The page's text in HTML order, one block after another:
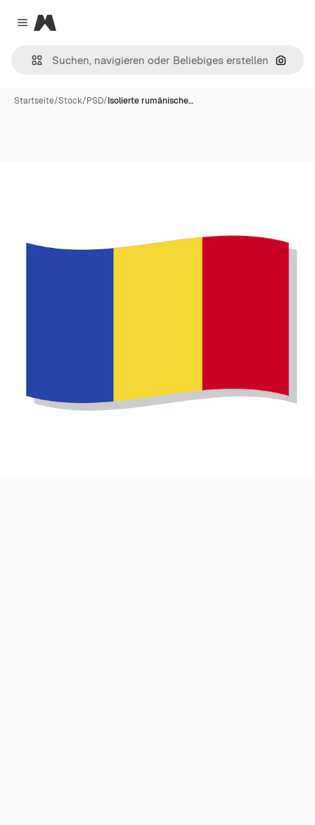
Close menu
Magnific
Nach
Startseite/Stock/PSD/Isolierte rumänische…